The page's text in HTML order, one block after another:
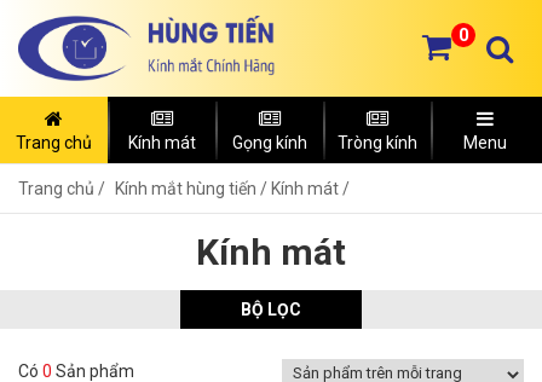
0
Trang chủ Kính mát Gọng kính Tròng kính Menu
Trang chủ Kính mắt hùng tiến / Kính mát /
Kính mát
BỘ LỌC
Có 0 Sản phẩm